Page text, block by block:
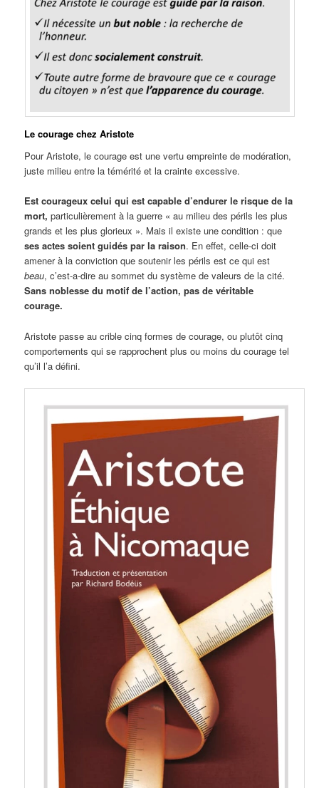
Le courage chez Aristote
Pour Aristote, le courage est une vertu empreinte de modération,
juste milieu entre la témérité et la crainte excessive.
Est courageux celui qui est capable d’endurer le risque de la
mort,particulièrement à la guerre « au milieu des périls les plus
grands et les plus glorieux ». Mais il existe une condition : que
ses actes soient guidés par la raison. En effet, celle-ci doit
amener à la conviction que soutenir les périls est ce qui est
beau, c’est-a-dire au sommet du système de valeurs de la cité.
Sans noblesse du motif de l’action, pas de véritable
courage.
Aristote passe au crible cinq formes de courage, ou plutôt cinq
comportements qui se rapprochent plus ou moins du courage tel
qu’il l’a défini.